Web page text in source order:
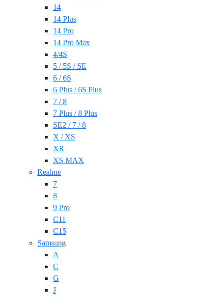
14
14 Plus
14 Pro
14 Pro Max
4/4S
5 / 5S / SE
6 / 6S
6 Plus / 6S Plus
7 / 8
7 Plus / 8 Plus
SE2 / 7 / 8
X / XS
XR
XS MAX
Realme
7
8
9 Pro
C11
C15
Samsung
A
C
G
J